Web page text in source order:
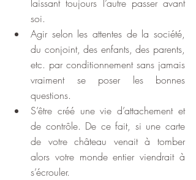
laissant toujours l’autre passer avant
soi.
Agir selon les attentes de la société,
du conjoint, des enfants, des parents,
etc. par conditionnement sans jamais
vraiment se poser les bonnes
questions.
S’être créé une vie d’attachement et
de contrôle. De ce fait, si une carte
de votre château venait à tomber
alors votre monde entier viendrait à
s’écrouler.